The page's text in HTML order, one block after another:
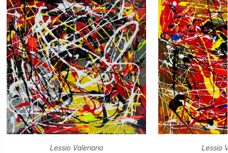
Lessio Valeriano
Lessio